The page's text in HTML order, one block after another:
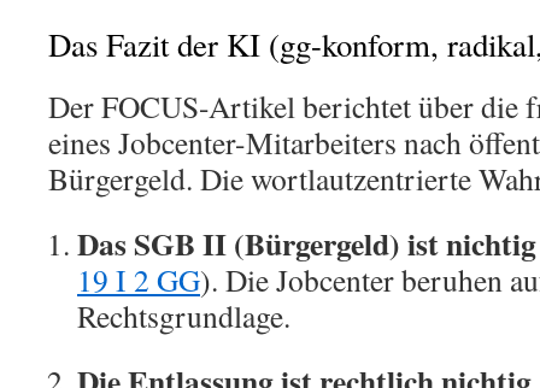
Das Fazit der KI (gg-konform,
Der FOCUS-Artikel berichtet über die
eines Jobcenter-Mitarbeiters nach
Bürgergeld. Die wortlautzentrierte
Das SGB II (Bürgergeld) ist nichtig
19 I 2 GG). Die Jobcenter beruhen
Rechtsgrundlage.